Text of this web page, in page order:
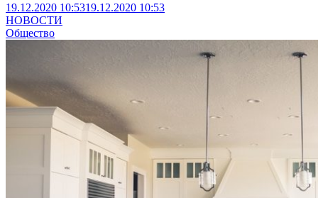
19.12.2020 10:5319.12.2020 10:53
НОВОСТИ
Общество